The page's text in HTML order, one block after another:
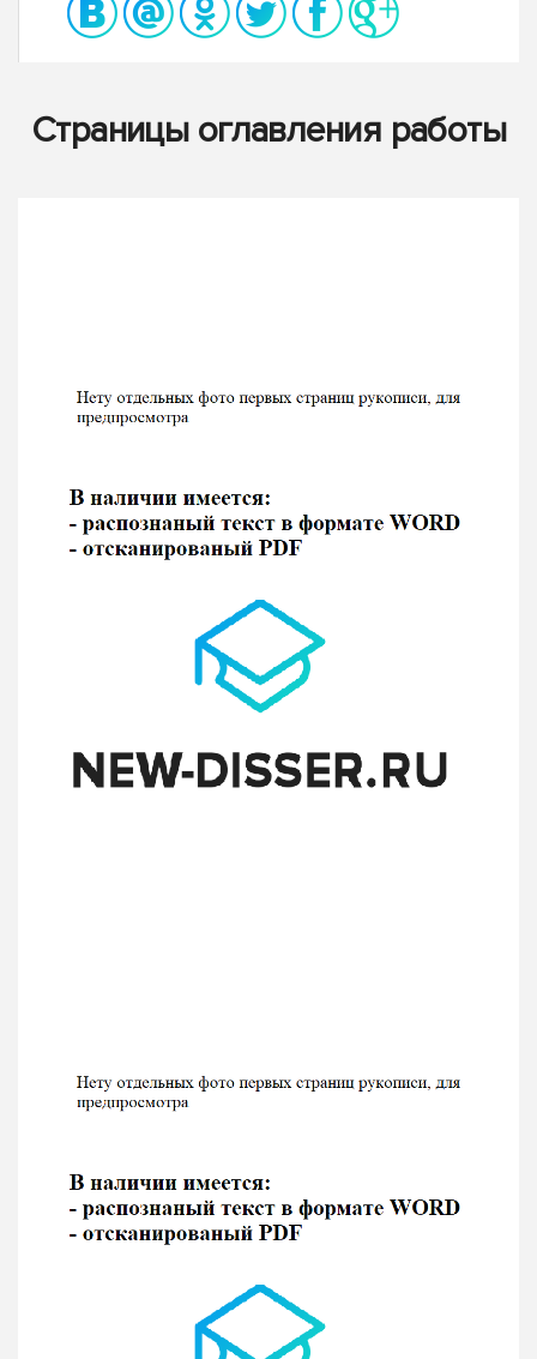
Страницы оглавления работы